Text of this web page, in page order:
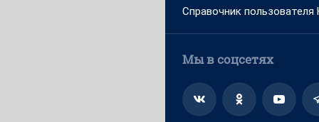
Справочник пользователя
Мы в соцсетях